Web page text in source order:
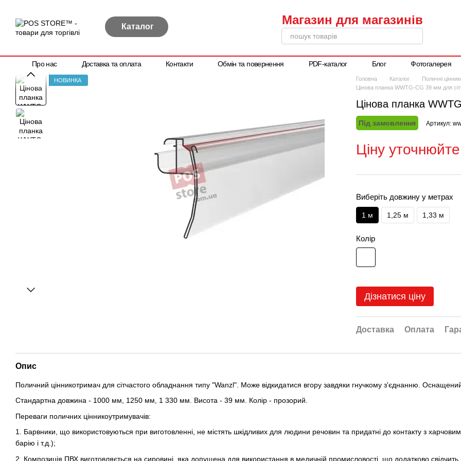
Каталог
Про нас Доставка та оплата Контакти Обмін та повернення PDF-каталог Блог
Фотогалерея
Політика конфіденційності
НОВИНКА Головна Каталог
Поличні
Цінова планка WWTG-CG 39 мм для
Цінова планка
Під замовлення Артикул:
Ціну уточнюйте
Виберіть довжину у метрах
1 м 1,25 м 1,33 м
Колір
Дізнатися ціну
Доставка Оплата
Опис
Поличний цінникотримач для сітчастого обладнання типу "Wanzl". Може відкидатися вгору завдяки гнучкому з'єднанню.
Стандартна довжина - 1000 мм, 1250 мм, 1 330 мм. Висота - 39 мм. Колір - прозорий.
Переваги поличних цінникоутримувачів:
1. Барвники, що використовуються при виготовленні, не містять шкідливих для людини речовин та придатні до контакту з
барію і т.д.);
2. Композиція ПВХ виготовляється на сировині, яка допущена для використання в медичній промисловості, що додатково свідчить